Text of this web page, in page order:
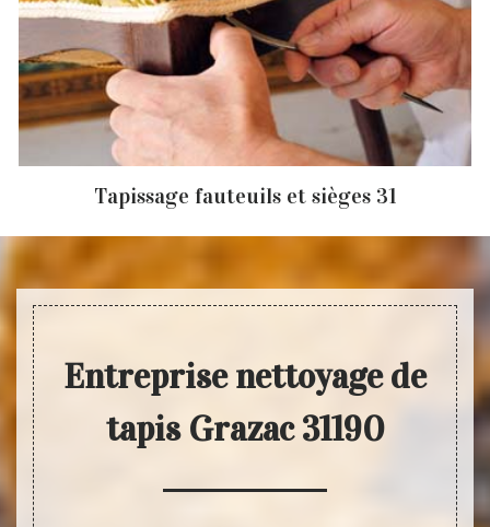
Tapissage fauteuils et sièges 31
Entreprise nettoyage de
tapis Grazac 31190